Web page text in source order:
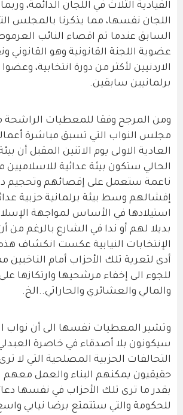
القيادية الثلاث في اللجان الدائمة،
اللجان نفسها، مما يذكرنا بالمجلس
السابق عندما تم اقصاء النائب
عضوية اللجنة القانونية وهو القانوني
الاردنيين لأكثر من دورة انتخابية،
برلمانيين سابقين.
ومن المرجح وفقا للمعطيات
مجلس النواب التي تسبق مباشرة
العادية الاولى يوم الاثنين المقبل أن
الحالي ستكون بيئة عدائية
ناعمة ستعمل على إقصائهم وتحجيم
إفشالهم وسط بيئة برلمانية حزبية
استيلادها في الأساس لمواجهة
بديلا لهم أو ندا في الشارع بالرغم من
الإنتخابات النيابية عكست انكشاف
أدى لتعرية تلك الأحزاب أمام
للجوء الى إخفاء مرشحيها وارتكازها
والمالي والعشائري والحاراتي..الخ.
وتشير المعطيات نفسها الى أن نواب
سيكونون بلا أصدقاء في خاصرة
التحالفات الحزبية المصلحية التي لا
حقيقيون يمكنهم البناء والعمل معهم
بقدر ما ترى تلك الأحزاب في نفسها
للحكومة والتي ستتمتع برضا نيابي واسع